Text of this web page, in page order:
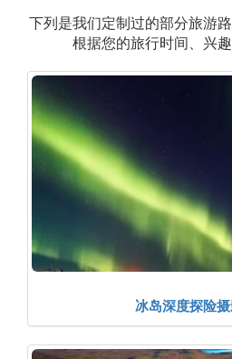
下列是我们定制过的部分旅游
根据您的旅行时间、兴
冰岛深度探险